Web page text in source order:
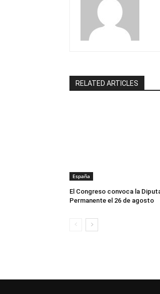
RELATED ARTICLES
España
El Congreso convoca la
Permanente el 26 de agosto